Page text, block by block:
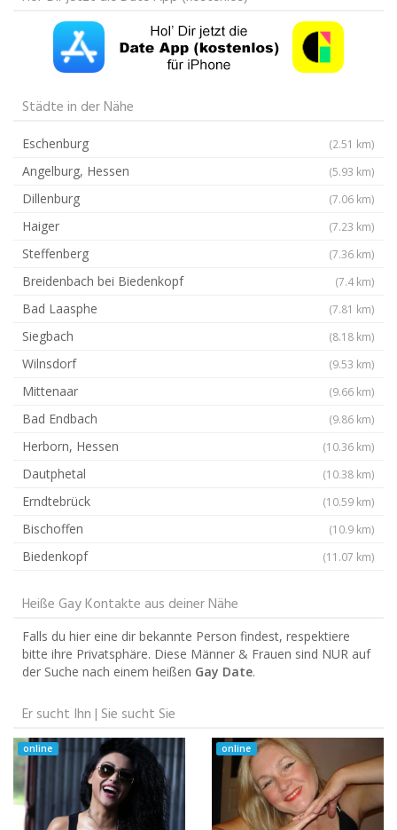
Städte in der Nähe
Eschenburg (2.51 km)
Angelburg, Hessen (5.93 km)
Dillenburg (7.06 km)
Haiger (7.23 km)
Steffenberg (7.36 km)
Breidenbach bei Biedenkopf (7.4 km)
Bad Laasphe (7.81 km)
Siegbach (8.18 km)
Wilnsdorf (9.53 km)
Mittenaar (9.66 km)
Bad Endbach (9.86 km)
Herborn, Hessen (10.36 km)
Dautphetal (10.38 km)
Erndtebrück (10.59 km)
Bischoffen (10.9 km)
Biedenkopf (11.07 km)
Heiße Gay Kontakte aus deiner Nähe
Falls du hier eine dir bekannte Person findest, respektiere
bitte ihre Privatsphäre. Diese Männer & Frauen sind NUR auf
der Suche nach einem heißen Gay Date.
Er sucht Ihn | Sie sucht Sie
online online